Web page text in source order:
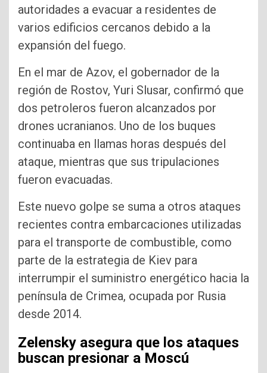
autoridades a evacuar a residentes de
varios edificios cercanos debido a la
expansión del fuego.
En el mar de Azov, el gobernador de la
región de Rostov, Yuri Slusar, confirmó que
dos petroleros fueron alcanzados por
drones ucranianos. Uno de los buques
continuaba en llamas horas después del
ataque, mientras que sus tripulaciones
fueron evacuadas.
Este nuevo golpe se suma a otros ataques
recientes contra embarcaciones utilizadas
para el transporte de combustible, como
parte de la estrategia de Kiev para
interrumpir el suministro energético hacia la
península de Crimea, ocupada por Rusia
desde 2014.
Zelensky asegura que los ataques
buscan presionar a Moscú